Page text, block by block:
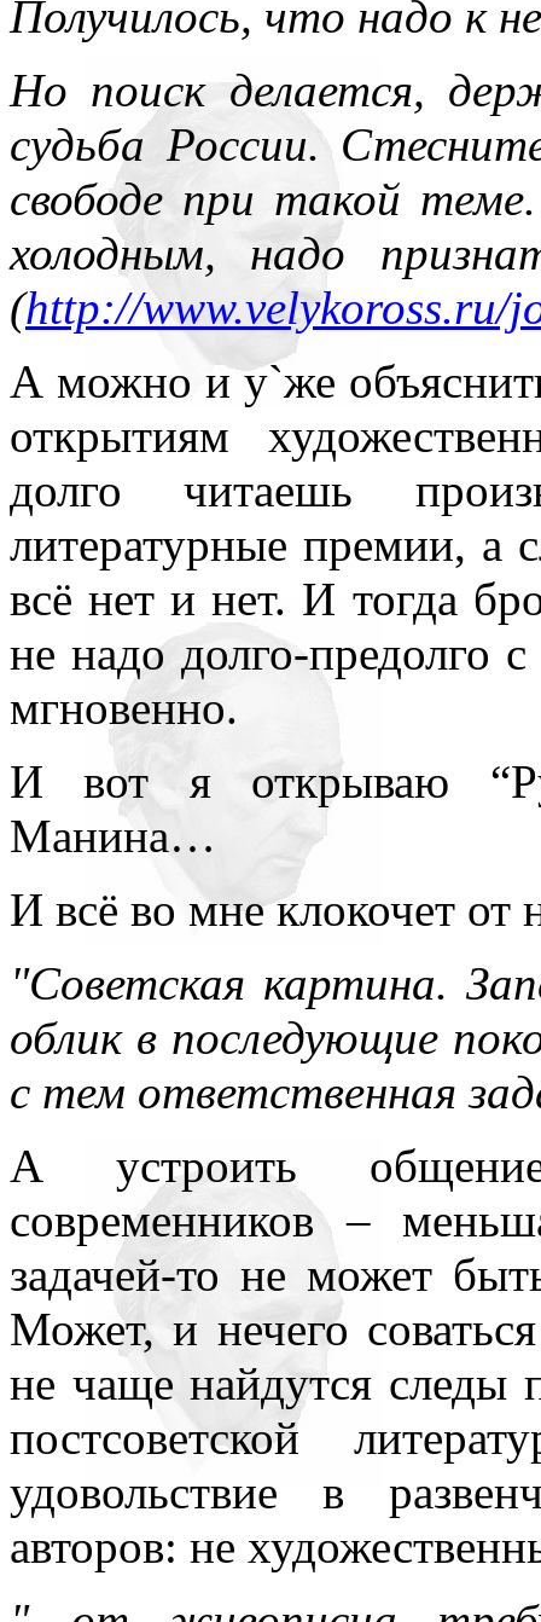
Получилось, что надо к
Но поиск делается,
судьба России.
свободе при такой
холодным, надо
(http://
А можно и у`же
открытиям
долго читаешь
литературные премии, а
всё нет и нет. И тогда
не надо долго-предолго
мгновенно.
И вот я открываю
Манина…
И всё во мне клокочет от
"Советская картина.
облик в последующие
с тем ответственная
А устроить
современников –
задачей-то не может
Может, и нечего
не чаще найдутся следы
постсоветской
удовольствие в
авторов: не